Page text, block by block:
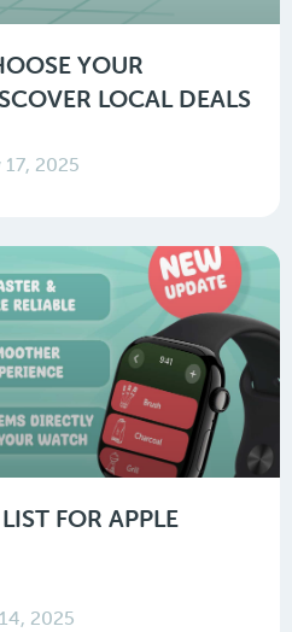
YOUR
LOCAL DEALS
17, 2025
FOR APPLE
2025